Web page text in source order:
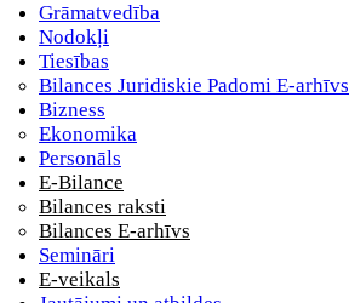
Grāmatvedība
Nodokļi
Tiesības
Bilances Juridiskie Padomi E-arhīvs
Bizness
Ekonomika
Personāls
E-Bilance
Bilances raksti
Bilances E-arhīvs
Semināri
E-veikals